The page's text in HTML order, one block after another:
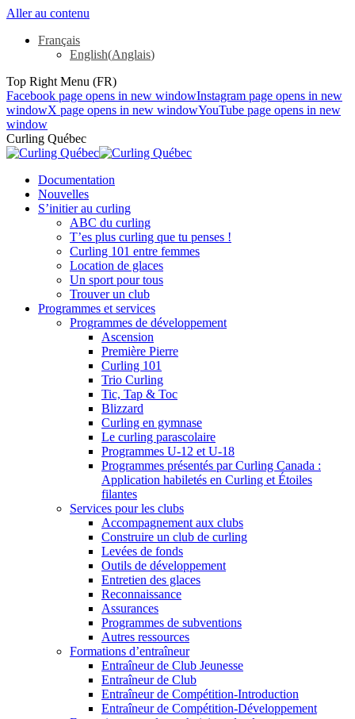
Aller au contenu
Français
English(Anglais)
Top Right Menu (FR)
Facebook page opens in new windowInstagram page opens in new
windowX page opens in new windowYouTube page opens in new
window
Curling Québec
Documentation
Nouvelles
S’initier au curling
ABC du curling
T’es plus curling que tu penses !
Curling 101 entre femmes
Location de glaces
Un sport pour tous
Trouver un club
Programmes et services
Programmes de développement
Ascension
Première Pierre
Curling 101
Trio Curling
Tic, Tap & Toc
Blizzard
Curling en gymnase
Le curling parascolaire
Programmes U-12 et U-18
Programmes présentés par Curling Canada :
Application habiletés en Curling et Étoiles
filantes
Services pour les clubs
Accompagnement aux clubs
Construire un club de curling
Levées de fonds
Outils de développement
Entretien des glaces
Reconnaissance
Assurances
Programmes de subventions
Autres ressources
Formations d’entraîneur
Entraîneur de Club Jeunesse
Entraîneur de Club
Entraîneur de Compétition-Introduction
Entraîneur de Compétition-Développement